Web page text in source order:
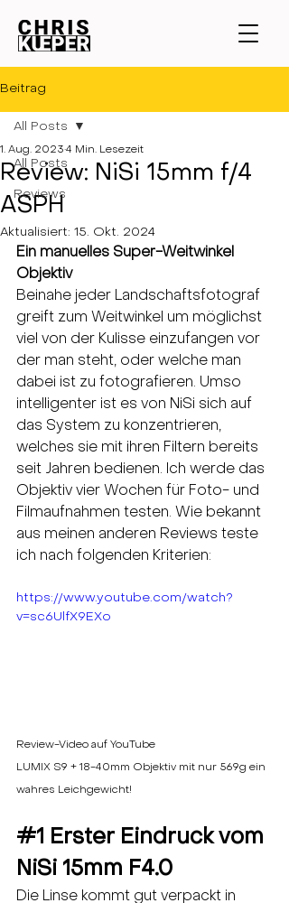
Beitrag
All Posts
Reviews
All Posts
Review: NiSi 15mm f/4
ASPH
1. Aug. 2023 4 Min. Lesezeit
Aktualisiert: 15. Okt. 2024
Ein manuelles Super-Weitwinkel
Objektiv
Beinahe jeder Landschaftsfotograf
greift zum Weitwinkel um möglichst
viel von der Kulisse einzufangen vor
der man steht, oder welche man
dabei ist zu fotografieren. Umso
intelligenter ist es von NiSi sich auf
das System zu konzentrieren,
welches sie mit ihren Filtern bereits
seit Jahren bedienen. Ich werde das
Objektiv vier Wochen für Foto- und
Filmaufnahmen testen. Wie bekannt
aus meinen anderen Reviews teste
ich nach folgenden Kriterien:
https://www.youtube.com/watch?
v=sc6UlfX9EXo
Review-Video auf YouTube
LUMIX S9 + 18-40mm Objektiv mit nur 569g ein
wahres Leichgewicht!
#1 Erster Eindruck vom
NiSi 15mm F4.0
Die Linse kommt gut verpackt in